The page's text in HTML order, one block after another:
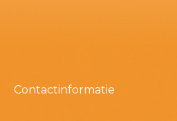
Contactinformatie